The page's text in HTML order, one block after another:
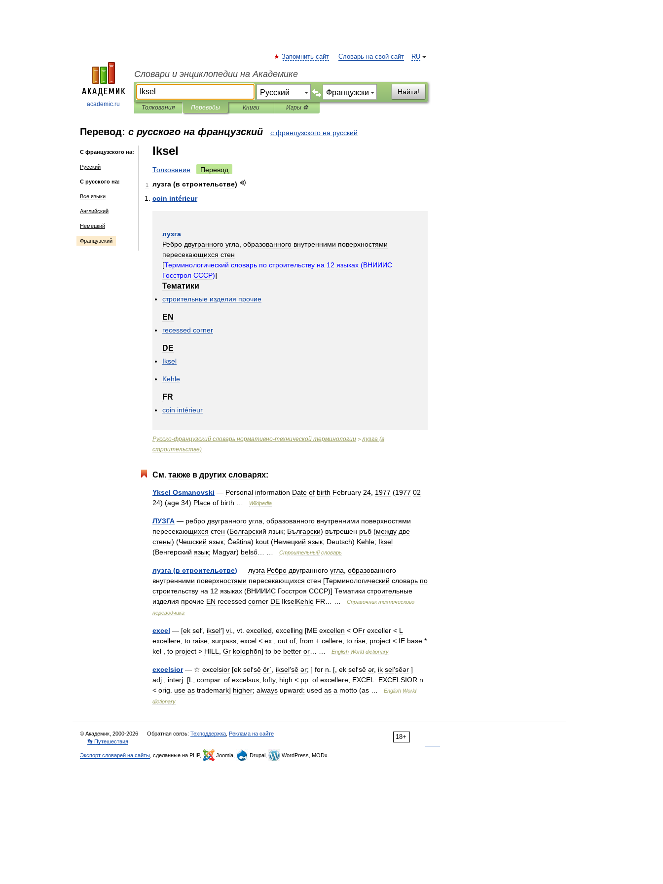
academic.ru
RU
Запомнить сайт Словарь на свой сайт
Словари и энциклопедии на Академике
Найти!
Толкования Переводы Книги Игры ⚽
Перевод: с русского на французский с французского на русский
С французского на:
Русский
С русского на:
Все языки
Английский
Немецкий
Французский
Iksel
Толкование Перевод
1 лузга (в строительстве)
coin intérieur
лузга
Ребро двугранного угла образованного внутренними поверхностями
пересекающихся стен
[Терминологический словарь по строительству на 12 языках (ВНИИИС
Госстроя СССР)]
Тематики
строительные изделия прочие
EN
recessed corner
DE
Iksel
Kehle
FR
coin intérieur
Русско-французский словарь нормативно-технической терминологии > лузга (в
строительстве)
См. также в других словарях:
Yksel Osmanovski — Personal information Date of birth February 24 1977 (1977 02
24) (age 34) Place of birth Wikipedia
ЛУЗГА — ребро двугранного угла образованного внутренними поверхностями
пересекающихся стен (Болгарский язык; Български) вътрешен ръб (между две
стены) (Чешский язык; Čeština) kout (Немецкий язык; Deutsch) Kehle; Iksel
(Венгерский язык; Magyar) belső Строительный словарь
лузга (в строительстве) — лузга Ребро двугранного угла образованного
внутренними поверхностями пересекающихся стен [Терминологический словарь по
строительству на 12 языках (ВНИИИС Госстроя СССР)] Тематики строительные
изделия прочие EN recessed corner DE IkselKehle FR Справочник технического
переводчика
excel — [ek sel′, iksel′] vi vt excelled excelling [ME excellen < OFr exceller < L
excellere to raise surpass excel < ex out of from + cellere to rise project < IE base *
kel
to project > HILL Gr kolophōn] to be better or English World dictionary
excelsior— ☆ excelsior [ek sel′sē ôr΄ iksel′sē ər; ] for n . [, ek sel′sē ər, ik sel′sēər ]
adj
interj . [L compar. of excelsus lofty, high < pp of excellere EXCEL: EXCELSIOR n
< orig use as trademark] higher; always upward: used as a motto (as English World
dictionary
18+
© Академик, 2000-2026 Обратная связь: Техподдержка Реклама на сайте
👣 Путешествия
Экспорт словарей на сайты , сделанные на PHP, Joomla, Drupal, WordPress, MODx.